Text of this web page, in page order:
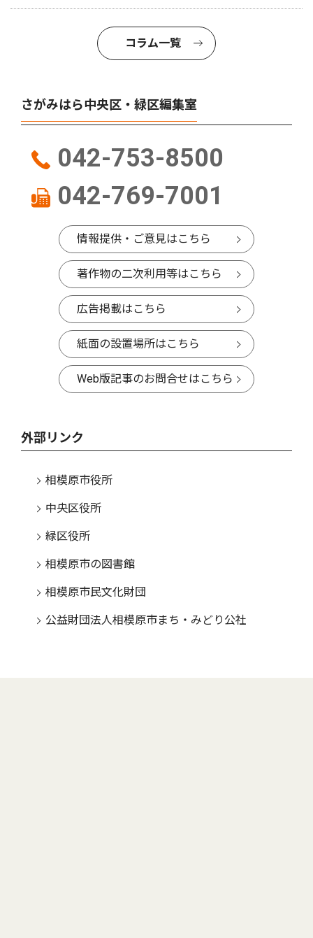
コラム一覧
さがみはら中央区・緑区編集室
042-753-8500
042-769-7001
情報提供・ご意見はこちら
著作物の二次利用等はこちら
広告掲載はこちら
紙面の設置場所はこちら
Web版記事のお問合せはこちら
外部リンク
相模原市役所
中央区役所
緑区役所
相模原市の図書館
相模原市民文化財団
公益財団法人相模原市まち・みどり公社